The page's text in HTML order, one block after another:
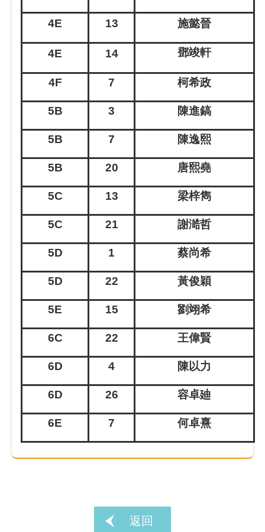
4E 13 施懿晉
4E 14 鄧竣軒
4F 7 柯希政
5B 3 陳進鎬
5B 7 陳逸熙
5B 20 唐熙堯
5C 13 梁梓雋
5C 21 謝澔哲
5D 1 蔡尚希
5D 22 黃俊穎
5E 15 劉翊希
6C 22 王偉賢
6D 4 陳以力
6D 26 容卓廸
6E 7 何卓熹
返回